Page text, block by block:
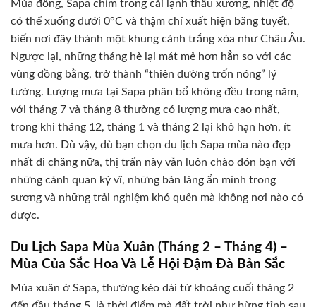
Mùa đông, Sapa chìm trong cái lạnh thấu xương, nhiệt độ
có thể xuống dưới 0°C và thậm chí xuất hiện băng tuyết,
biến nơi đây thành một khung cảnh trắng xóa như Châu Âu.
Ngược lại, những tháng hè lại mát mẻ hơn hẳn so với các
vùng đồng bằng, trở thành “thiên đường trốn nóng” lý
tưởng. Lượng mưa tại Sapa phân bổ không đều trong năm,
với tháng 7 và tháng 8 thường có lượng mưa cao nhất,
trong khi tháng 12, tháng 1 và tháng 2 lại khô hạn hơn, ít
mưa hơn. Dù vậy, dù bạn chọn du lịch Sapa mùa nào đẹp
nhất đi chăng nữa, thị trấn này vẫn luôn chào đón bạn với
những cảnh quan kỳ vĩ, những bản làng ẩn mình trong
sương và những trải nghiệm khó quên mà không nơi nào có
được.
Du Lịch Sapa Mùa Xuân (Tháng 2 – Tháng 4) –
Mùa Của Sắc Hoa Và Lễ Hội Đậm Đà Bản Sắc
Mùa xuân ở Sapa, thường kéo dài từ khoảng cuối tháng 2